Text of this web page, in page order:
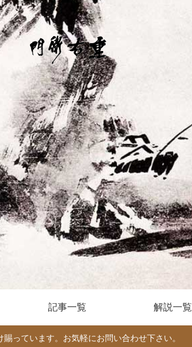
記事一覧 解説一覧
賜っています。お気軽にお問い合わせ下さい。